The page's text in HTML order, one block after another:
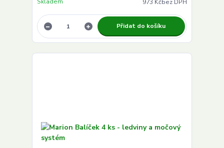
973 Kčbez DPH
Přidat do košíku